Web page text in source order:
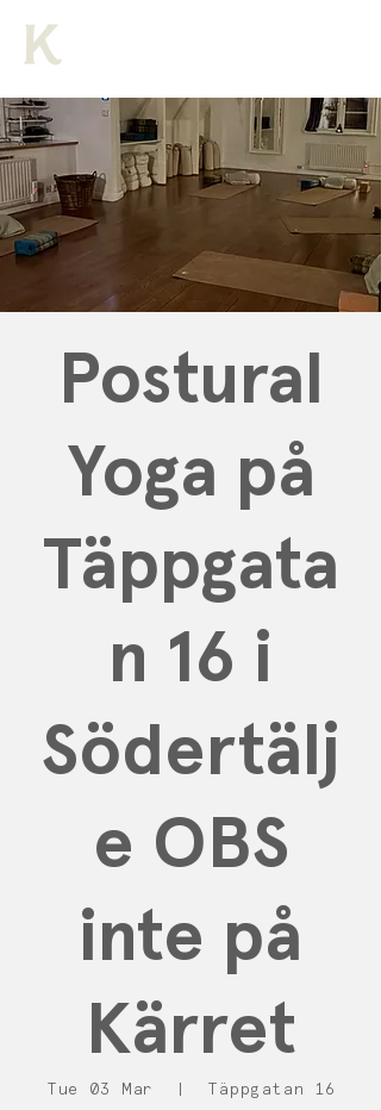
Postural
Yoga på
Täppgata
n 16 i
Södertälj
e OBS
inte på
Kärret
Tue 03 Mar Täppgatan 16